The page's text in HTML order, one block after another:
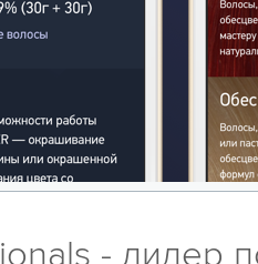
- лидер